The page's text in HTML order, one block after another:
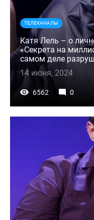
ТЕЛЕКАНАЛЫ
Катя Лель – о
«Секрета на
самом деле
14 июня, 2024
6562 0